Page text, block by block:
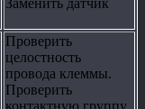
Проверить
целостность
провода клеммы.
Проверить
контактную группу